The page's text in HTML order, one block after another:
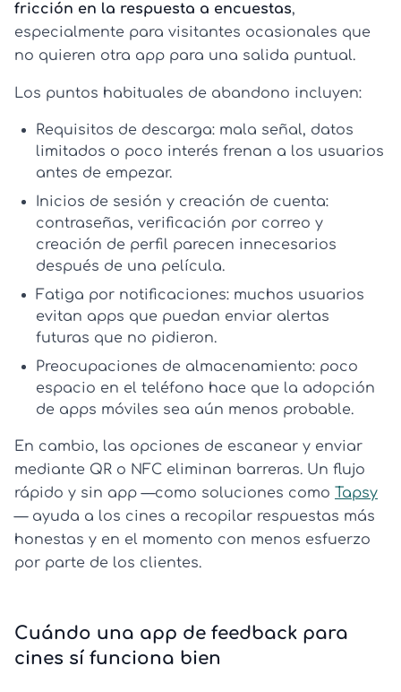
fricción en la respuesta a encuestas,
especialmente para visitantes ocasionales que
no quieren otra app para una salida puntual.
Los puntos habituales de abandono incluyen:
Requisitos de descarga: mala señal, datos
limitados o poco interés frenan a los usuarios
antes de empezar.
Inicios de sesión y creación de cuenta:
contraseñas, verificación por correo y
creación de perfil parecen innecesarios
después de una película.
Fatiga por notificaciones: muchos usuarios
evitan apps que puedan enviar alertas
futuras que no pidieron.
Preocupaciones de almacenamiento: poco
espacio en el teléfono hace que la adopción
de apps móviles sea aún menos probable.
En cambio, las opciones de escanear y enviar
mediante QR o NFC eliminan barreras. Un flujo
rápido y sin app —como soluciones como Tapsy
— ayuda a los cines a recopilar respuestas más
honestas y en el momento con menos esfuerzo
por parte de los clientes.
Cuándo una app de feedback para
cines sí funciona bien